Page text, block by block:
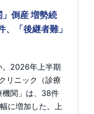
倒産 増勢続
「後継者難」
。2026年上半期
リニック（診療
機関」は、38件
に増加した。上